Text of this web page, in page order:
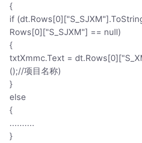
{
if
Rows[0]["S_SJXM"] == null)
{
txtXmmc.Text =
();//项目名称)
}
else
{
..........
}